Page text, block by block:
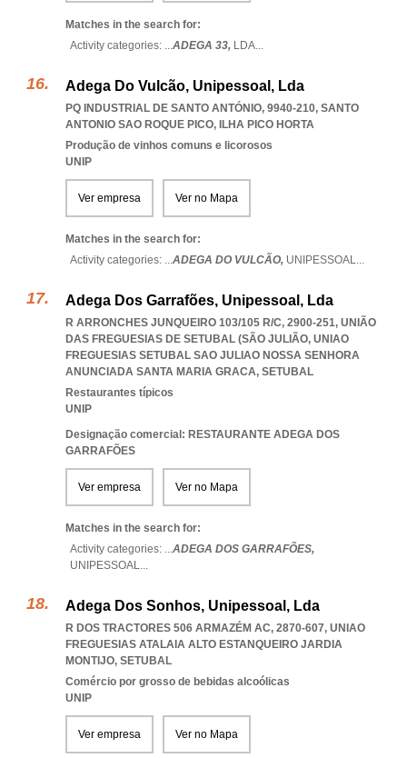
Matches in the search for:
Activity categories: ...ADEGA 33, LDA...
Adega Do Vulcão, Unipessoal, Lda
PQ INDUSTRIAL DE SANTO ANTÓNIO, 9940-210, SANTO
ANTONIO SAO ROQUE PICO, ILHA PICO HORTA
Produção de vinhos comuns e licorosos
UNIP
Ver empresa Ver no Mapa
Matches in the search for:
Activity categories: ...ADEGA DO VULCÃO, UNIPESSOAL...
Adega Dos Garrafões, Unipessoal, Lda
R ARRONCHES JUNQUEIRO 103/105 R/C, 2900-251, UNIÃO
DAS FREGUESIAS DE SETUBAL (SÃO JULIÃO, UNIAO
FREGUESIAS SETUBAL SAO JULIAO NOSSA SENHORA
ANUNCIADA SANTA MARIA GRACA, SETUBAL
Restaurantes típicos
UNIP
Designação comercial: RESTAURANTE ADEGA DOS
GARRAFÕES
Ver empresa Ver no Mapa
Matches in the search for:
Activity categories: ...ADEGA DOS GARRAFÕES,
UNIPESSOAL...
Adega Dos Sonhos, Unipessoal, Lda
R DOS TRACTORES 506 ARMAZÉM AC, 2870-607, UNIAO
FREGUESIAS ATALAIA ALTO ESTANQUEIRO JARDIA
MONTIJO, SETUBAL
Comércio por grosso de bebidas alcoólicas
UNIP
Ver empresa Ver no Mapa